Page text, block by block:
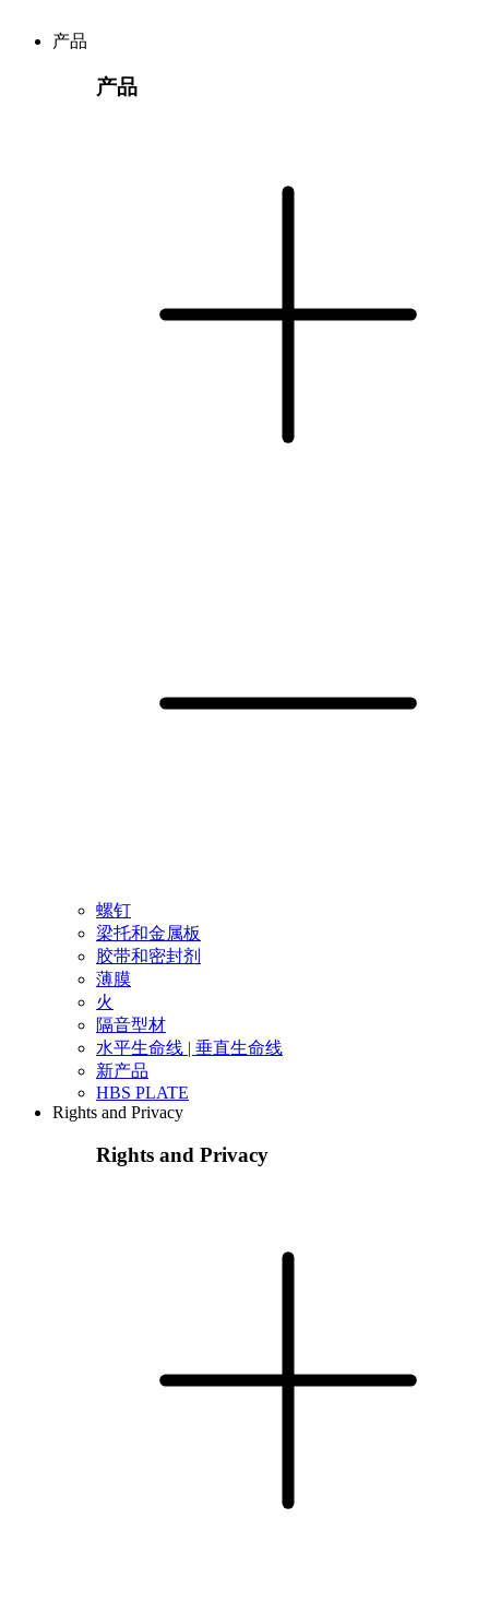
产品
产品
螺钉
梁托和金属板
胶带和密封剂
薄膜
火
隔音型材
水平生命线 | 垂直生命线
新产品
HBS PLATE
Rights and Privacy
Rights and Privacy